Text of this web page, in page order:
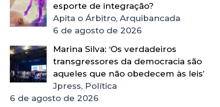
esporte de integração?
Apita o Árbitro, Arquibancada
6 de agosto de 2026
Marina Silva: ‘Os verdadeiros
transgressores da democracia são
aqueles que não obedecem às leis’
Jpress, Política
6 de agosto de 2026